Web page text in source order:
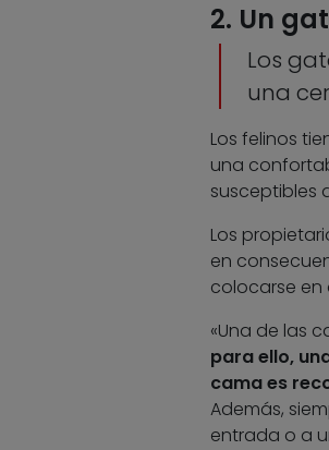
2. Un
Los
una
Los felinos
una
susceptibles
Los
en
colocarse en
«Una de las
para ello,
cama es
Además,
entrada o a